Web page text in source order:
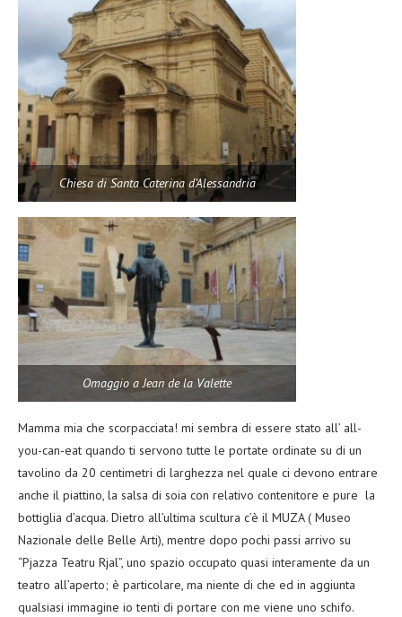
Chiesa di Santa Caterina d’Alessandria
Omaggio a Jean de la Valette
Mamma mia che scorpacciata! mi sembra di essere stato all’ all-
you-can-eat quando ti servono tutte le portate ordinate su di un
tavolino da 20 centimetri di larghezza nel quale ci devono entrare
anche il piattino, la salsa di soia con relativo contenitore e pure la
bottiglia d’acqua. Dietro all’ultima scultura c’è il MUZA ( Museo
Nazionale delle Belle Arti), mentre dopo pochi passi arrivo su
“Pjazza Teatru Rjal”, uno spazio occupato quasi interamente da un
teatro all’aperto; è particolare, ma niente di che ed in aggiunta
qualsiasi immagine io tenti di portare con me viene uno schifo.